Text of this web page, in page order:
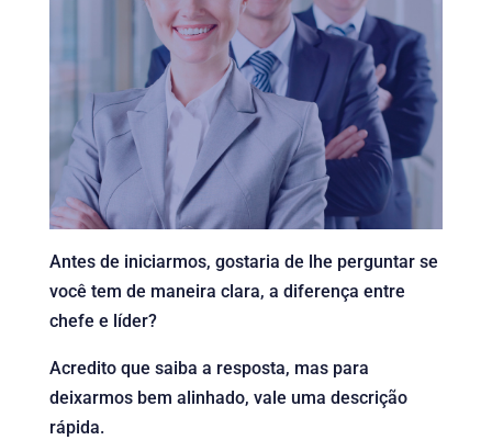
Antes de iniciarmos, gostaria de lhe perguntar se
você tem de maneira clara, a diferença entre
chefe e líder?
Acredito que saiba a resposta, mas para
deixarmos bem alinhado, vale uma descrição
rápida.